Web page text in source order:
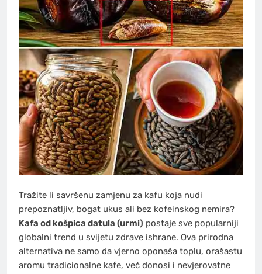
Tražite li savršenu zamjenu za kafu koja nudi
prepoznatljiv, bogat ukus ali bez kofeinskog nemira?
Kafa od košpica datula (urmi) postaje sve popularniji
globalni trend u svijetu zdrave ishrane. Ova prirodna
alternativa ne samo da vjerno oponaša toplu, orašastu
aromu tradicionalne kafe, već donosi i nevjerovatne